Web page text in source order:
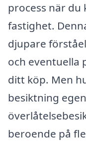
process när du
fastighet.
djupare
och eventuella
ditt köp. Men
besiktning
beroende på